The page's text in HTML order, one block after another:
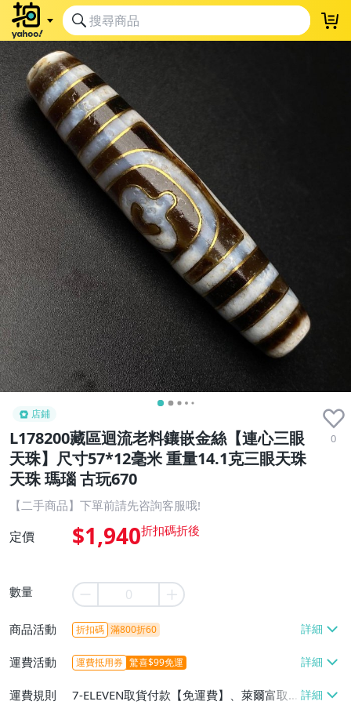
店鋪
L178200藏區迴流老料鑲嵌金絲【連心三眼
天珠】尺寸57*12毫米 重量14.1克三眼天珠
天珠 瑪瑙 古玩670
0
【二手商品】下單前請先咨詢客服哦!
定價 $1,940
數量
商品活動 折扣碼 滿800折60
運費活動 運費抵用券 驚喜$99免運
運費規則
7-ELEVEN取貨付款【免運費】、萊爾富取